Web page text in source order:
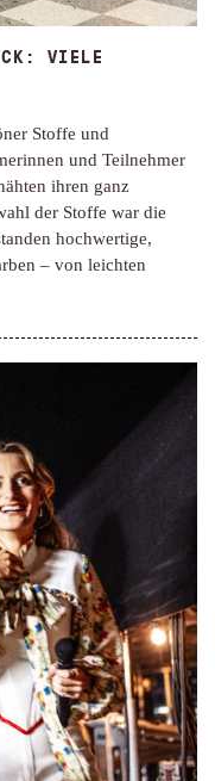
VIELE
Stoffe und
und Teilnehmer
ihren ganz
der Stoffe war die
hochwertige,
– von leichten